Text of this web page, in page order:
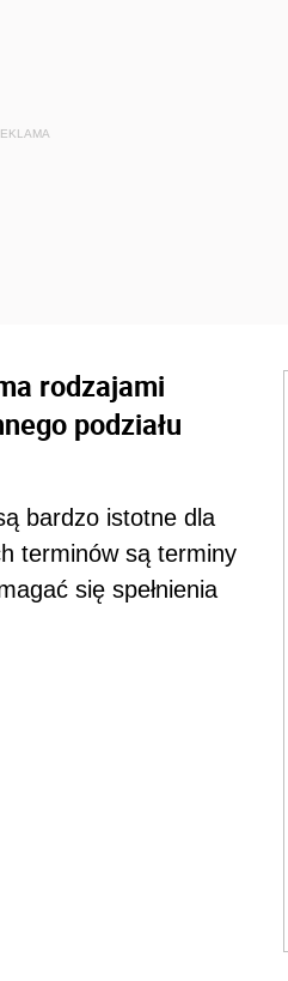
rodzajami
podziału
bardzo istotne dla
terminów są terminy
się spełnienia